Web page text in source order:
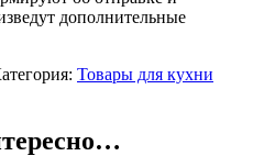
дополнительные
Товары для кухни